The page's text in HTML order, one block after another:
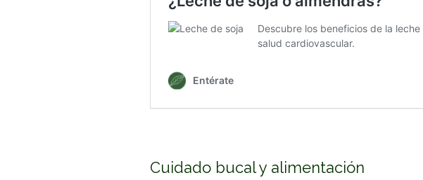
Cuidado bucal y alimentación